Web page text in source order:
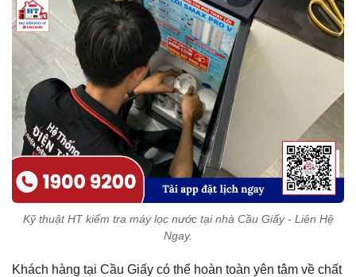
Kỹ thuật HT kiểm tra máy lọc nước tại nhà Cầu Giấy - Liên Hệ
Ngay.
Khách hàng tại Cầu Giấy có thể hoàn toàn yên tâm về chất